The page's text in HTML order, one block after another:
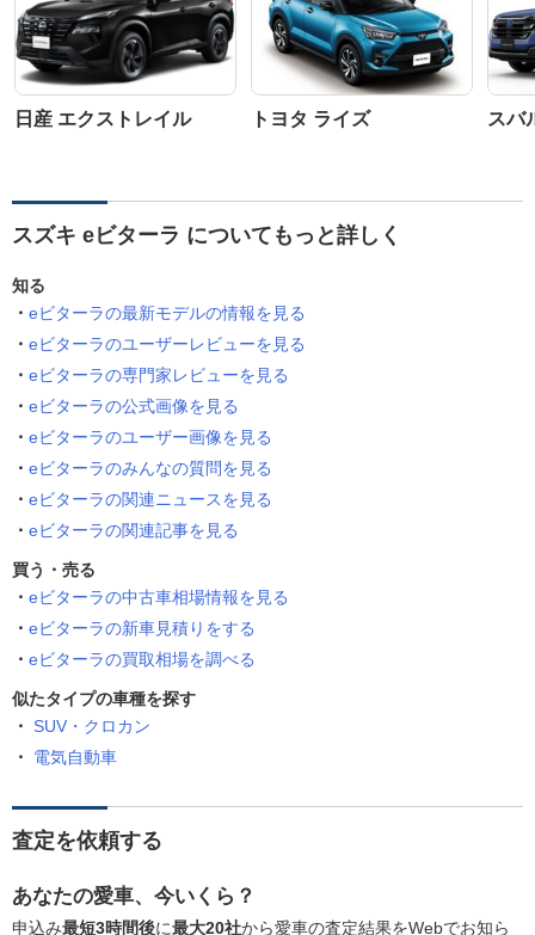
日産 エクストレイル トヨタ ライズ スバ
スズキ eビターラ についてもっと詳しく
知る
eビターラの最新モデルの情報を見る
eビターラのユーザーレビューを見る
eビターラの専門家レビューを見る
eビターラの公式画像を見る
eビターラのユーザー画像を見る
eビターラのみんなの質問を見る
eビターラの関連ニュースを見る
eビターラの関連記事を見る
買う・売る
eビターラの中古車相場情報を見る
eビターラの新車見積りをする
eビターラの買取相場を調べる
似たタイプの車種を探す
SUV・クロカン
電気自動車
査定を依頼する
あなたの愛車、今いくら？
申込み最短3時間後に最大20社から愛車の査定結果をWebでお知ら